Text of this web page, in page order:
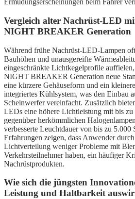
Ermüdungserscheinungen beim Fahrer
Vergleich alter Nachrüst-LED
NIGHT BREAKER Generation
Während frühe Nachrüst-LED-Lampen
Bauhöhen und unausgereifte
eingeschränkte Lichtkegelprofile
NIGHT BREAKER Generation neue
eine kürzere Gehäuseform und ein
integriertes Kühlsystem, was den Einbau
Scheinwerfer vereinfacht. Zusätzlich
LEDs eine höhere Lichtleistung mit bis
gegenüber herkömmlichen
verbesserte Leuchtdauer von bis zu 5.000
Erfahrungen zeigen, dass Anwender
Lichtverteilung weniger Probleme mit
Verkehrsteilnehmer haben, ein häufiger
Nachrüstprodukten.
Wie sich die jüngsten
Leistung und Haltbarkeit